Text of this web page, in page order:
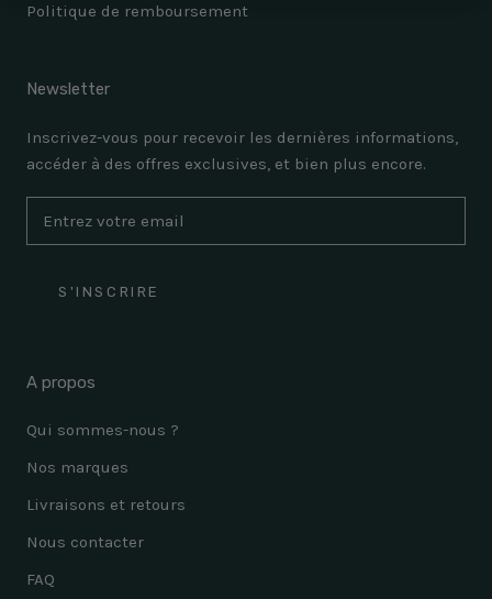
Politique de remboursement
Newsletter
Inscrivez-vous pour recevoir les dernières informations,
accéder à des offres exclusives, et bien plus encore.
S'INSCRIRE
A propos
Qui sommes-nous ?
Nos marques
Livraisons et retours
Nous contacter
FAQ